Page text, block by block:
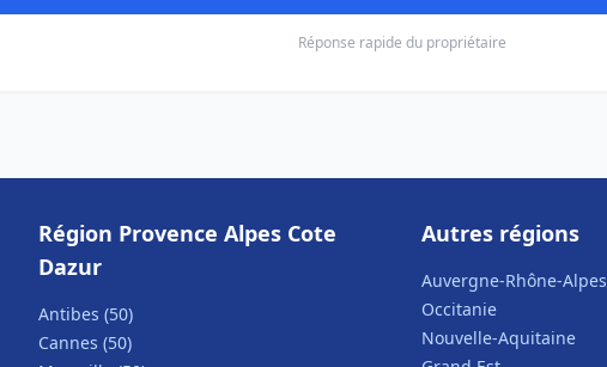
Réponse rapide du propriétaire
Région Provence Alpes Cote
Dazur
Antibes (50)
Cannes (50)
Autres régions
Auvergne-Rhône-Alpes
Occitanie
Nouvelle-Aquitaine